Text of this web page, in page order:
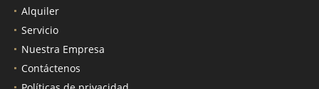
Alquiler
Servicio
Nuestra Empresa
Contáctenos